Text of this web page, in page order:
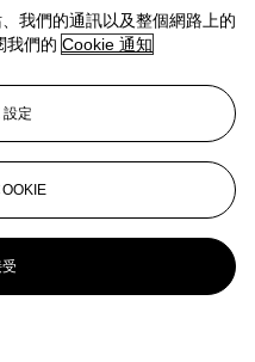
我們的通訊以及整個網路上的
我們的 Cookie 通知
定